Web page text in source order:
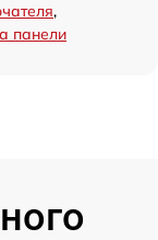
,
панели